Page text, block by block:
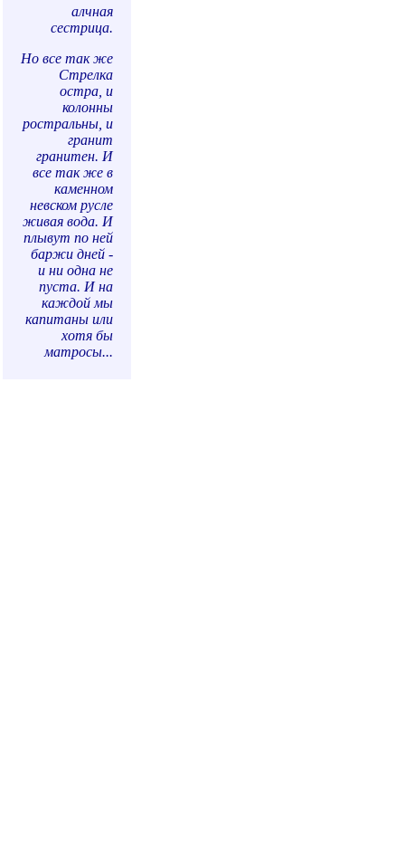
алчная
сестрица.
Но все так же
Стрелка
остра, и
колонны
ростральны, и
гранит
гранитен. И
все так же в
каменном
невском русле
живая вода. И
плывут по ней
баржи дней -
и ни одна не
пуста. И на
каждой мы
капитаны или
хотя бы
матросы...